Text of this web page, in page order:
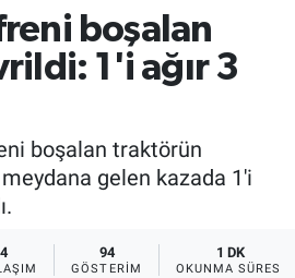
boşalan
1'i ağır 3
boşalan traktörün
gelen kazada 1'i
4 94
GÖSTERIM
1 DK
OKUNMA SÜRESI